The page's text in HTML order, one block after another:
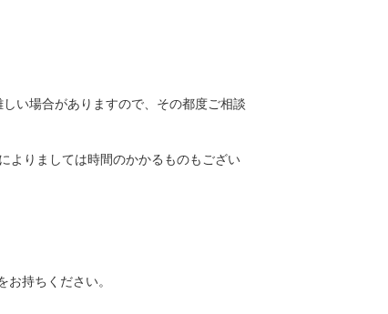
い場合がありますので、その都度ご相談
よりましては時間のかかるものもござい
持ちください。